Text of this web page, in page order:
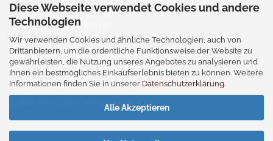
Diese Webseite verwendet Cookies und andere
Technologien
Wir verwenden Cookies und ähnliche Technologien, auch von
Drittanbietern, um die ordentliche Funktionsweise der Website zu
gewährleisten, die Nutzung unseres Angebotes zu analysieren und
Ihnen ein bestmögliches Einkaufserlebnis bieten zu können. Weitere
Informationen finden Sie in unserer Datenschutzerklärung.
Alle Akzeptieren
Cunostr. 17, 60388 Frankfurt
KEIN LADENGESCHÄFT!!!
Telefon: +49 (0) 61 09 - 718 08 15
oder+49 (0) 60 39 - 939 63 63
Service-Zeiten:Mo.-Fr.: 08:00-16:30h
info@lillys-weinshop.eu